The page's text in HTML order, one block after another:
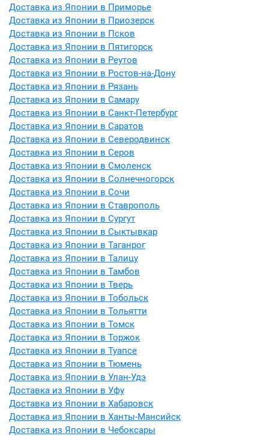
Доставка из Японии в Приморье
Доставка из Японии в Приозерск
Доставка из Японии в Псков
Доставка из Японии в Пятигорск
Доставка из Японии в Реутов
Доставка из Японии в Ростов-на-Дону
Доставка из Японии в Рязань
Доставка из Японии в Самару
Доставка из Японии в Санкт-Петербург
Доставка из Японии в Саратов
Доставка из Японии в Северодвинск
Доставка из Японии в Серов
Доставка из Японии в Смоленск
Доставка из Японии в Солнечногорск
Доставка из Японии в Сочи
Доставка из Японии в Ставрополь
Доставка из Японии в Сургут
Доставка из Японии в Сыктывкар
Доставка из Японии в Таганрог
Доставка из Японии в Талицу
Доставка из Японии в Тамбов
Доставка из Японии в Тверь
Доставка из Японии в Тобольск
Доставка из Японии в Тольятти
Доставка из Японии в Томск
Доставка из Японии в Торжок
Доставка из Японии в Туапсе
Доставка из Японии в Тюмень
Доставка из Японии в Улан-Удэ
Доставка из Японии в Уфу
Доставка из Японии в Хабаровск
Доставка из Японии в Ханты-Мансийск
Доставка из Японии в Чебоксары